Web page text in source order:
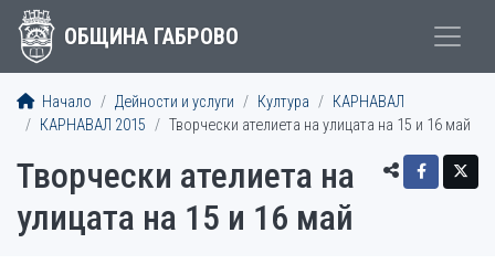
ОБЩИНА ГАБРОВО
Начало Дейности и услуги Култура
КАРНАВАЛ
КАРНАВАЛ 2015
Творчески ателиета на улицата на 15 и 16 май
Творчески ателиета на
улицата на 15 и 16 май